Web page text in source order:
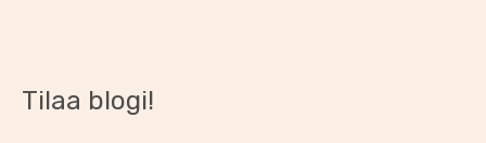
Tilaa blogi!